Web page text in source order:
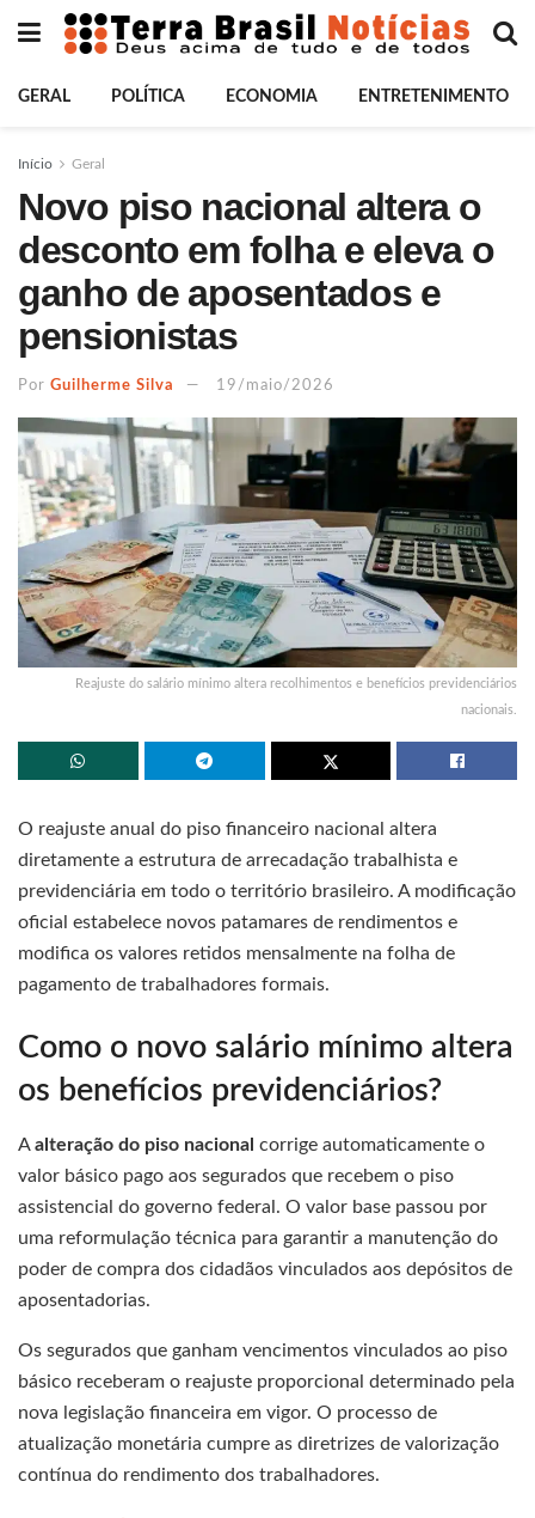
GERAL POLÍTICA ECONOMIA ENTRETENIMENTO
Início Geral
Novo piso nacional altera o
desconto em folha e eleva o
ganho de aposentados e
pensionistas
Por Guilherme Silva 19/maio/2026
Reajuste do salário mínimo altera recolhimentos e benefícios previdenciários
nacionais.
O reajuste anual do piso financeiro nacional altera
diretamente a estrutura de arrecadação trabalhista e
previdenciária em todo o território brasileiro. A modificação
oficial estabelece novos patamares de rendimentos e
modifica os valores retidos mensalmente na folha de
pagamento de trabalhadores formais.
Como o novo salário mínimo altera
os benefícios previdenciários?
Aalteração do piso nacional corrige automaticamente o
valor básico pago aos segurados que recebem o piso
assistencial do governo federal. O valor base passou por
uma reformulação técnica para garantir a manutenção do
poder de compra dos cidadãos vinculados aos depósitos de
aposentadorias.
Os segurados que ganham vencimentos vinculados ao piso
básico receberam o reajuste proporcional determinado pela
nova legislação financeira em vigor. O processo de
atualização monetária cumpre as diretrizes de valorização
contínua do rendimento dos trabalhadores.